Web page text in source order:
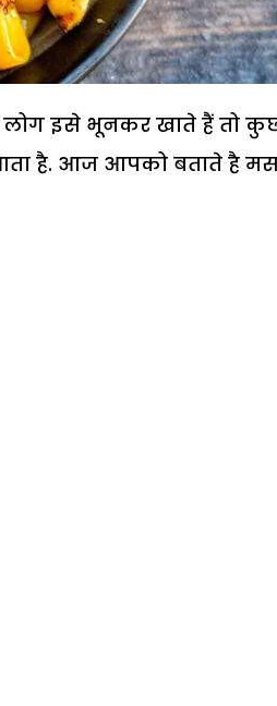
लोग इसे भूनकर खाते हैं तो
है. आज आपको बताते है